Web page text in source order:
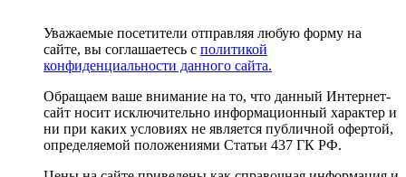
Уважаемые посетители отправляя любую форму на
сайте, вы соглашаетесь с политикой
конфиденциальности данного сайта.
Обращаем ваше внимание на то, что данный Интернет-
сайт носит исключительно информационный характер и
ни при каких условиях не является публичной офертой,
определяемой положениями Статьи 437 ГК РФ.